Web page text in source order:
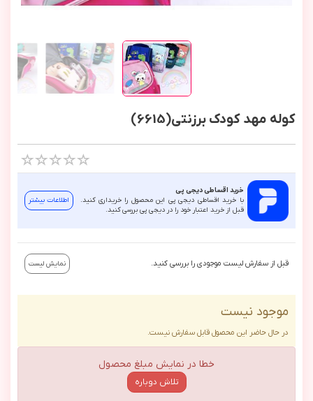
کوله مهد کودک برزنتی(6615)
خرید اقساطی دیجی پی
با خرید اقساطی دیجی پی این محصول را خریداری کنید.
قبل از خرید اعتبار خود را در دیجی پی بررسی کنید.
اطلاعات بیشتر
قبل از سفارش لیست موجودی را بررسی کنید. نمایش لیست
موجود نیست
در حال حاضر این محصول قابل سفارش نیست.
خطا در نمایش مبلغ محصول
تلاش دوباره